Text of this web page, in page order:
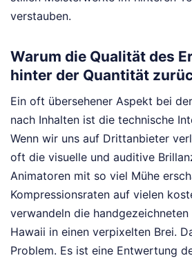
verstauben.
Warum die Qualität des
hinter der Quantität
Ein oft übersehener Aspekt bei
nach Inhalten ist die technische
Wenn wir uns auf Drittanbieter
oft die visuelle und auditive
Animatoren mit so viel Mühe
Kompressionsraten auf vielen
verwandeln die
Hawaii in einen verpixelten Brei.
Problem. Es ist eine Entwertung